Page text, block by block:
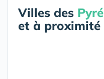
Villes des
et à proximité